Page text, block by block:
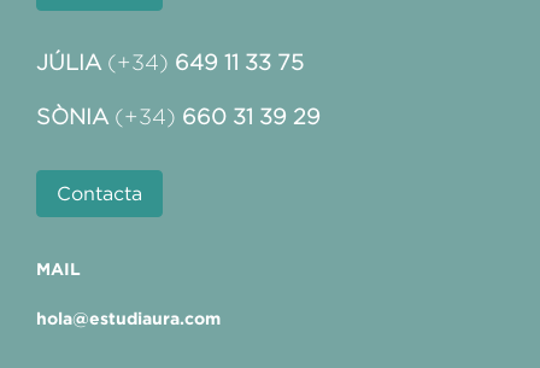
JÚLIA (+34) 649 11 33 75
SÒNIA (+34) 660 31 39 29
Contacta
MAIL
hola@estudiaura.com